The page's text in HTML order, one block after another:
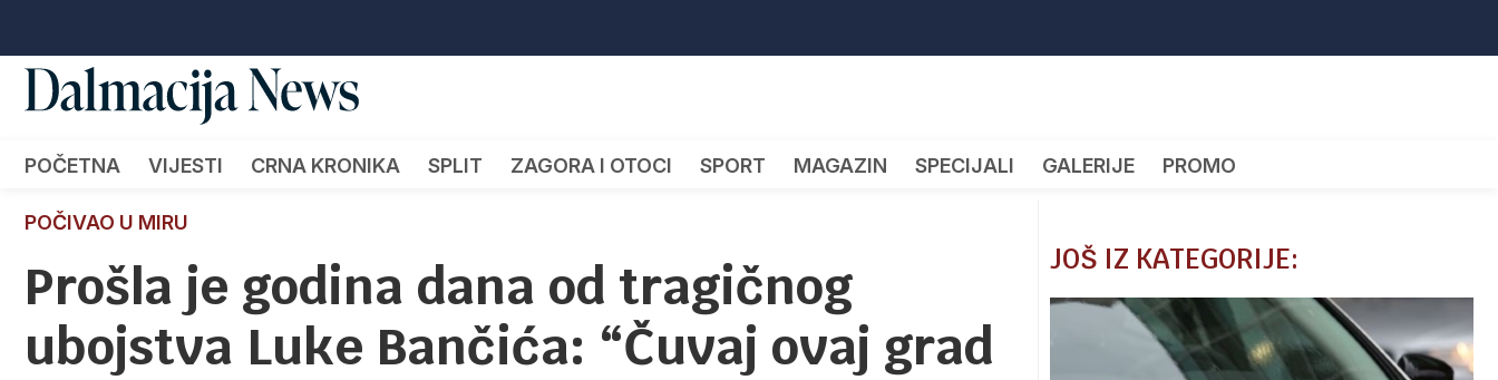
POČETNA VIJESTI CRNA KRONIKA SPLIT ZAGORA I OTOCI SPORT MAGAZIN SPECIJALI GALERIJE PROMO
POČIVAO U MIRU
Prošla je godina dana od tragičnog
ubojstva Luke Bančića: “Čuvaj ovaj grad
JOŠ IZ KATEGORIJE: